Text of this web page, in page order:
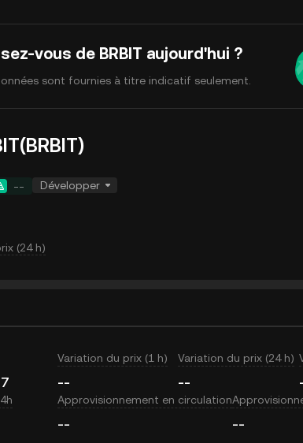
vous de BRBIT aujourd'hui ?
sont fournies à titre indicatif seulement.
-- Développer
(24 h)
Variation du prix (1 h)
--
Variation du prix (24 h)
--
Approvisionnement en circulation
-- --